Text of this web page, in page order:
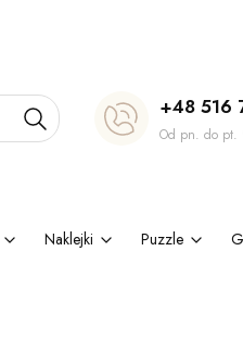
Szukaj
+48 516
Od pn. do pt.
Naklejki Puzzle